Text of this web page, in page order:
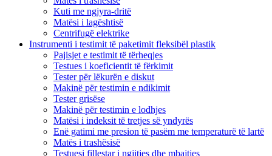
Kuti me ngjyra-dritë
Matësi i lagështisë
Centrifugë elektrike
Instrumenti i testimit të paketimit fleksibël plastik
Pajisjet e testimit të tërheqjes
Testues i koeficientit të fërkimit
Tester për lëkurën e diskut
Makinë për testimin e ndikimit
Tester grisëse
Makinë për testimin e lodhjes
Matësi i indeksit të tretjes së yndyrës
Enë gatimi me presion të pasëm me temperaturë të lartë
Matës i trashësisë
Testuesi fillestar i ngjitjes dhe mbajtjes